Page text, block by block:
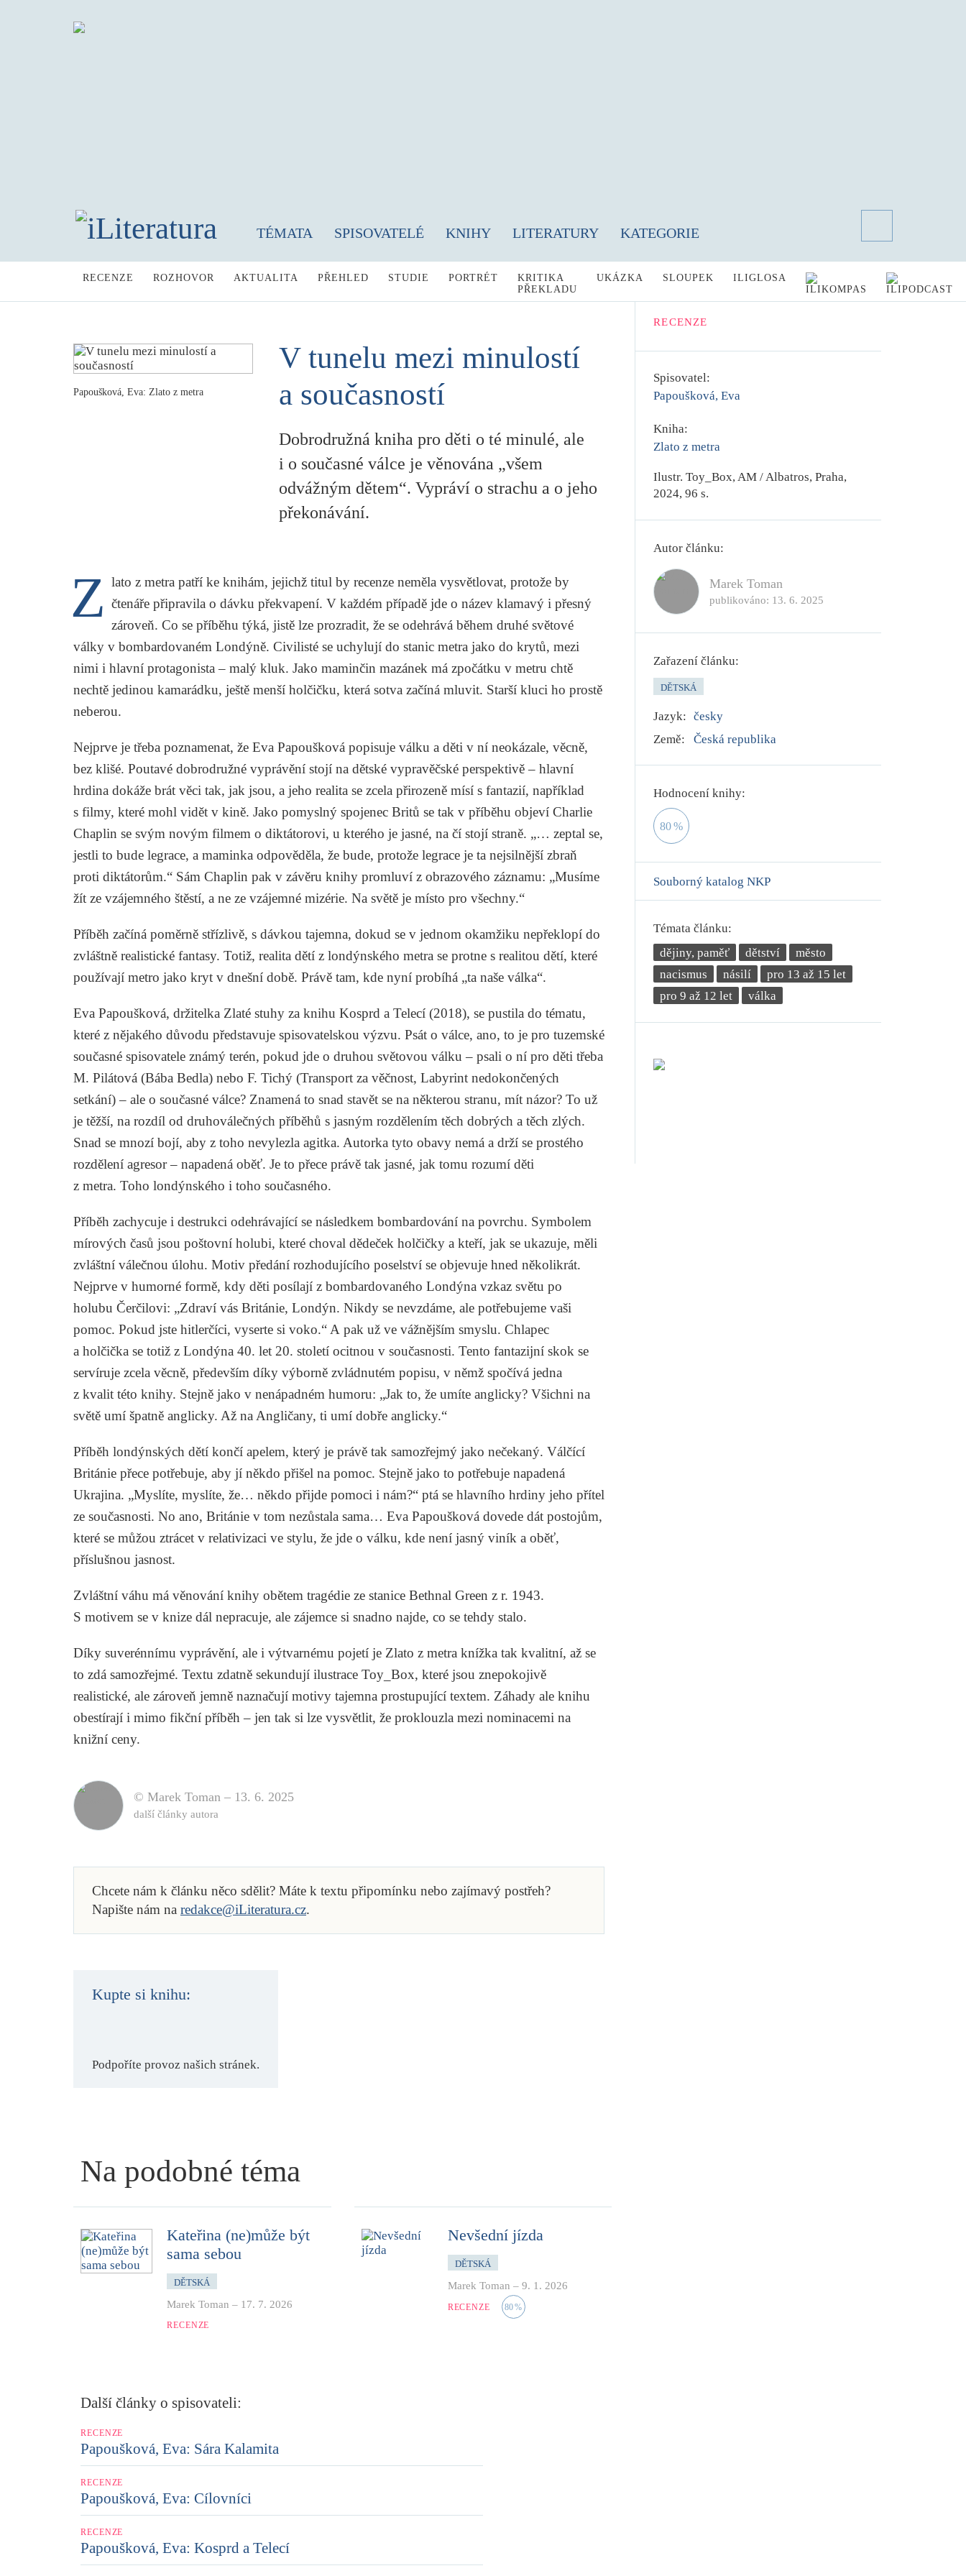
TÉMATA SPISOVATELÉ KNIHY LITERATURY KATEGORIE
RECENZE ROZHOVOR AKTUALITA PŘEHLED STUDIE PORTRÉT
KRITIKA
PŘEKLADU
UKÁZKA SLOUPEK ILIGLOSA
Papoušková, Eva: Zlato z metra
V tunelu mezi minulostí
a současností
Dobrodružná kniha pro děti o té minulé, ale
i o současné válce je věnována „všem
odvážným dětem“. Vypráví o strachu a o jeho
překonávání.
Z lato z metra patří ke knihám, jejichž titul by recenze neměla vysvětlovat, protože by
čtenáře připravila o dávku překvapení. V každém případě jde o název klamavý i přesný
zároveň. Co se příběhu týká, jistě lze prozradit, že se odehrává během druhé světové
války v bombardovaném Londýně. Civilisté se uchylují do stanic metra jako do krytů, mezi
nimi i hlavní protagonista – malý kluk. Jako maminčin mazánek má zpočátku v metru chtě
nechtě jedinou kamarádku, ještě menší holčičku, která sotva začíná mluvit. Starší kluci ho prostě
neberou.
Nejprve je třeba poznamenat, že Eva Papoušková popisuje válku a děti v ní neokázale, věcně,
bez klišé. Poutavé dobrodružné vyprávění stojí na dětské vypravěčské perspektivě – hlavní
hrdina dokáže brát věci tak, jak jsou, a jeho realita se zcela přirozeně mísí s fantazií, například
s filmy, které mohl vidět v kině. Jako pomyslný spojenec Britů se tak v příběhu objeví Charlie
Chaplin se svým novým filmem o diktátorovi, u kterého je jasné, na čí stojí straně. „… zeptal se,
jestli to bude legrace, a maminka odpověděla, že bude, protože legrace je ta nejsilnější zbraň
proti diktátorům.“ Sám Chaplin pak v závěru knihy promluví z obrazového záznamu: „Musíme
žít ze vzájemného štěstí, a ne ze vzájemné mizérie. Na světě je místo pro všechny.“
Příběh začíná poměrně střízlivě, s dávkou tajemna, dokud se v jednom okamžiku nepřeklopí do
zvláštně realistické fantasy. Totiž, realita dětí z londýnského metra se protne s realitou dětí, které
používají metro jako kryt v dnešní době. Právě tam, kde nyní probíhá „ta naše válka“.
Eva Papoušková, držitelka Zlaté stuhy za knihu Kosprd a Telecí (2018), se pustila do tématu,
které z nějakého důvodu představuje spisovatelskou výzvu. Psát o válce, ano, to je pro tuzemské
současné spisovatele známý terén, pokud jde o druhou světovou válku – psali o ní pro děti třeba
M. Pilátová (Bába Bedla) nebo F. Tichý (Transport za věčnost, Labyrint nedokončených
setkání) – ale o současné válce? Znamená to snad stavět se na některou stranu, mít názor? To už
je těžší, na rozdíl od druhoválečných příběhů s jasným rozdělením těch dobrých a těch zlých.
Snad se mnozí bojí, aby z toho nevylezla agitka. Autorka tyto obavy nemá a drží se prostého
rozdělení agresor – napadená oběť. Je to přece právě tak jasné, jak tomu rozumí děti
z metra. Toho londýnského i toho současného.
Příběh zachycuje i destrukci odehrávající se následkem bombardování na povrchu. Symbolem
mírových časů jsou poštovní holubi, které choval dědeček holčičky a kteří, jak se ukazuje, měli
zvláštní válečnou úlohu. Motiv předání rozhodujícího poselství se objevuje hned několikrát.
Nejprve v humorné formě, kdy děti posílají z bombardovaného Londýna vzkaz světu po
holubu Čerčilovi: „Zdraví vás Británie, Londýn. Nikdy se nevzdáme, ale potřebujeme vaši
pomoc. Pokud jste hitlerčíci, vyserte si voko.“ A pak už ve vážnějším smyslu. Chlapec
a holčička se totiž z Londýna 40. let 20. století ocitnou v současnosti. Tento fantazijní skok se
servíruje zcela věcně, především díky výborně zvládnutém popisu, v němž spočívá jedna
z kvalit této knihy. Stejně jako v nenápadném humoru: „Jak to, že umíte anglicky? Všichni na
světě umí špatně anglicky. Až na Angličany, ti umí dobře anglicky.“
Příběh londýnských dětí končí apelem, který je právě tak samozřejmý jako nečekaný. Válčící
Británie přece potřebuje, aby jí někdo přišel na pomoc. Stejně jako to potřebuje napadená
Ukrajina. „Myslíte, myslíte, že… někdo přijde pomoci i nám?“ ptá se hlavního hrdiny jeho přítel
ze současnosti. No ano, Británie v tom nezůstala sama… Eva Papoušková dovede dát postojům,
které se můžou ztrácet v relativizaci ve stylu, že jde o válku, kde není jasný viník a oběť,
příslušnou jasnost.
Zvláštní váhu má věnování knihy obětem tragédie ze stanice Bethnal Green z r. 1943.
S motivem se v knize dál nepracuje, ale zájemce si snadno najde, co se tehdy stalo.
Díky suverénnímu vyprávění, ale i výtvarnému pojetí je Zlato z metra knížka tak kvalitní, až se
to zdá samozřejmé. Textu zdatně sekundují ilustrace Toy_Box, které jsou znepokojivě
realistické, ale zároveň jemně naznačují motivy tajemna prostupující textem. Záhady ale knihu
obestírají i mimo fikční příběh – jen tak si lze vysvětlit, že proklouzla mezi nominacemi na
knižní ceny.
© Marek Toman – 13. 6. 2025
další články autora
Chcete nám k článku něco sdělit? Máte k textu připomínku nebo zajímavý postřeh?
Napište nám na redakce@iLiteratura.cz.
Kupte si knihu:
Podpoříte provoz našich stránek.
RECENZE
Spisovatel:
Papoušková, Eva
Kniha:
Zlato z metra
Ilustr. Toy_Box, AM / Albatros, Praha,
2024, 96 s.
Autor článku:
Marek Toman
publikováno: 13. 6. 2025
Zařazení článku:
DĚTSKÁ
Jazyk: česky
Země:
Česká republika
Hodnocení knihy:
80 %
Souborný katalog NKP
Témata článku:
dějiny, paměť
dětství
město
nacismus
násilí
pro 13 až 15 let
pro 9 až 12 let
válka
Na podobné téma
Kateřina (ne)může být
sama sebou
DĚTSKÁ
Marek Toman – 17. 7. 2026
RECENZE
Nevšední jízda
DĚTSKÁ
Marek Toman – 9. 1. 2026
RECENZE 80%
Další články o spisovateli:
RECENZE
Papoušková, Eva: Sára Kalamita
RECENZE
Papoušková, Eva: Cílovníci
RECENZE
Papoušková, Eva: Kosprd a Telecí